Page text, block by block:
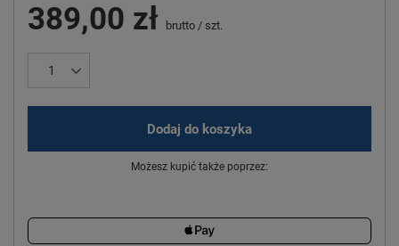
389,00 zł brutto / szt.
Dodaj do koszyka
Możesz kupić także poprzez: